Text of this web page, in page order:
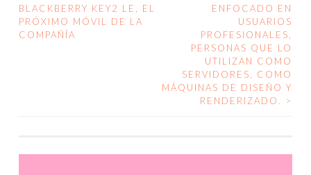
DE
BLACKBERRY KEY2 LE, EL
PRÓXIMO MÓVIL DE LA
COMPAÑÍA
ENFOCADO EN
USUARIOS
PROFESIONALES,
PERSONAS QUE LO
UTILIZAN COMO
SERVIDORES, COMO
MÁQUINAS DE DISEÑO Y
RENDERIZADO.
>